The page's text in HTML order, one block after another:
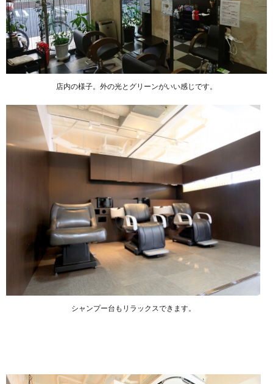
店内の様子。外の光とグリーンがいい感じです。
シャンプー台もリラックスできます。